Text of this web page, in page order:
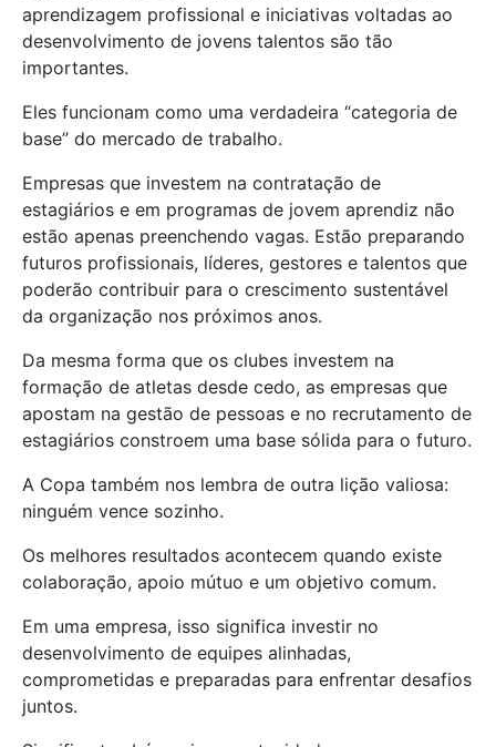
aprendizagem profissional e iniciativas voltadas ao
desenvolvimento de jovens talentos são tão
importantes.
Eles funcionam como uma verdadeira “categoria de
base” do mercado de trabalho.
Empresas que investem na contratação de
estagiários e em programas de jovem aprendiz não
estão apenas preenchendo vagas. Estão preparando
futuros profissionais, líderes, gestores e talentos que
poderão contribuir para o crescimento sustentável
da organização nos próximos anos.
Da mesma forma que os clubes investem na
formação de atletas desde cedo, as empresas que
apostam na gestão de pessoas e no recrutamento de
estagiários constroem uma base sólida para o futuro.
A Copa também nos lembra de outra lição valiosa:
ninguém vence sozinho.
Os melhores resultados acontecem quando existe
colaboração, apoio mútuo e um objetivo comum.
Em uma empresa, isso significa investir no
desenvolvimento de equipes alinhadas,
comprometidas e preparadas para enfrentar desafios
juntos.